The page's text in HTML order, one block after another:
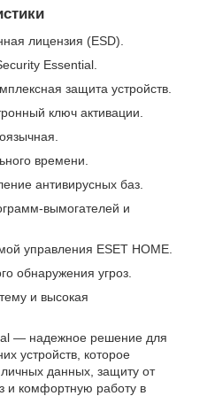
лицензия (ESD).
Essential.
защита устройств.
ключ активации.
времени.
антивирусных баз.
вымогателей и
управления ESET HOME.
обнаружения угроз.
и высокая
— надежное решение для
устройств, которое
данных, защиту от
и комфортную работу в